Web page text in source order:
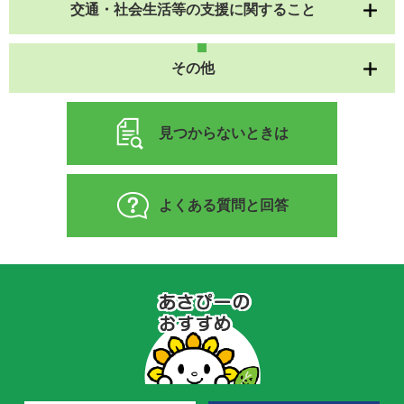
交通・社会生活等の支援に関すること
その他
見つからないときは
よくある質問と回答
の
お
す